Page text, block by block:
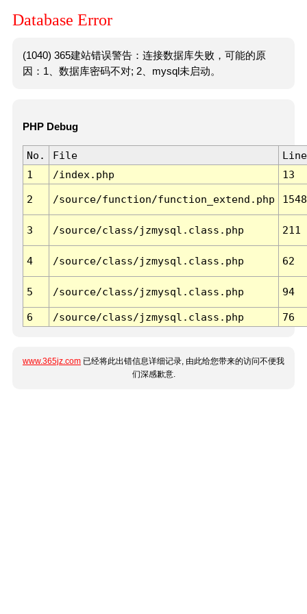
Database Error
(1040) 365建站错误警告：连接数据库失败，可能的原
因：1、数据库密码不对; 2、mysql未启动。
PHP Debug
No. File
Line
1
/index.php 13
2 /source/function/function_extend.php 1548
3 /source/class/jzmysql.class.php 211
4 /source/class/jzmysql.class.php 62
5 /source/class/jzmysql.class.php 94
6 /source/class/jzmysql.class.php 76
www.365jz.com 已经将此出错信息详细记录, 由此给您带来的访问不便我
们深感歉意.